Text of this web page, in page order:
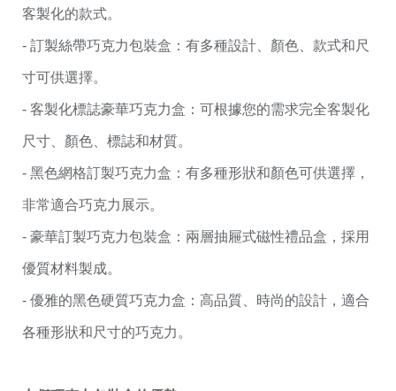
客製化的款式。
- 訂製絲帶巧克力包裝盒：有多種設計、顏色、款式和尺
寸可供選擇。
- 客製化標誌豪華巧克力盒：可根據您的需求完全客製化
尺寸、顏色、標誌和材質。
- 黑色網格訂製巧克力盒：有多種形狀和顏色可供選擇，
非常適合巧克力展示。
- 豪華訂製巧克力包裝盒：兩層抽屜式磁性禮品盒，採用
優質材料製成。
- 優雅的黑色硬質巧克力盒：高品質、時尚的設計，適合
各種形狀和尺寸的巧克力。